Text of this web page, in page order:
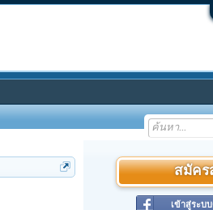
สมัคร
เข้าสู่ระบ